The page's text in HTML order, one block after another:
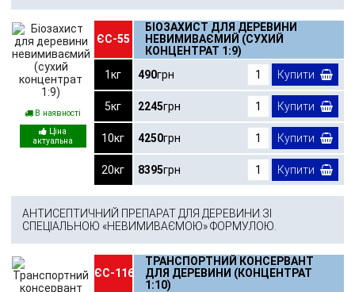
В наявності
ЄС-55
БІОЗАХИСТ ДЛЯ ДЕРЕВИНИ
НЕВИМИВАЄМИЙ (СУХИЙ
КОНЦЕНТРАТ 1:9)
1кг
490грн Купити
5кг 2245грн Купити
10кг 4250грн Купити
20кг 8395грн Купити
АНТИСЕПТИЧНИЙ ПРЕПАРАТ ДЛЯ ДЕРЕВИНИ ЗІ
СПЕЦІАЛЬНОЮ «НЕВИМИВАЄМОЮ» ФОРМУЛОЮ.
ЄС-116
ТРАНСПОРТНИЙ КОНСЕРВАНТ
ДЛЯ ДЕРЕВИНИ (КОНЦЕНТРАТ
1:10)